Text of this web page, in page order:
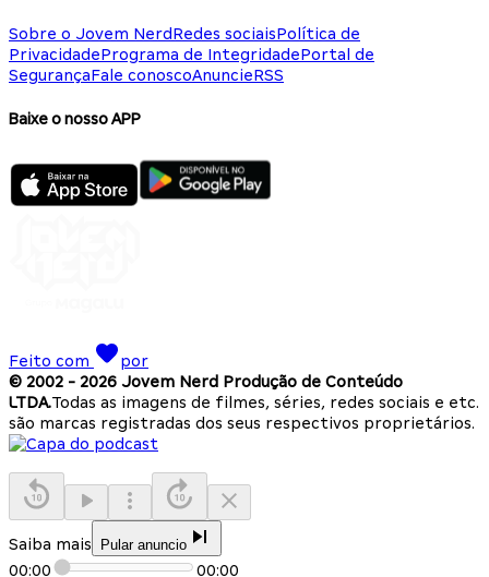
Sobre o Jovem NerdRedes sociaisPolítica de
PrivacidadePrograma de IntegridadePortal de
SegurançaFale conoscoAnuncieRSS
Baixe o nosso APP
Feito com
por
© 2002 - 2026 Jovem Nerd Produção de Conteúdo
LTDA.Todas as imagens de filmes, séries, redes sociais e etc.
são marcas registradas dos seus respectivos proprietários.
Saiba mais Pular anuncio
00:00 00:00